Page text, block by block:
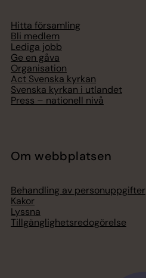
Hitta församling
Bli medlem
Lediga jobb
Ge en gåva
Organisation
Act Svenska kyrkan
Svenska kyrkan i utlandet
Press – nationell nivå
Om webbplatsen
Behandling av personuppgifter
Kakor
Lyssna
Tillgänglighetsredogörelse